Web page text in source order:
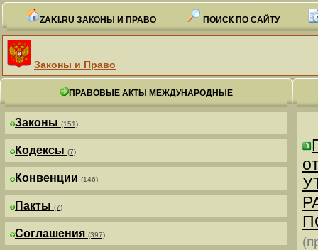
ZAKI.RU ЗАКОНЫ И ПРАВО ПОИСК ПО САЙТУ
Законы и Право
ПРАВОВЫЕ АКТЫ МЕЖДУНАРОДНЫЕ
Законы (151)
Кодексы (7)
Конвенции (146)
Пакты (7)
Соглашения (397)